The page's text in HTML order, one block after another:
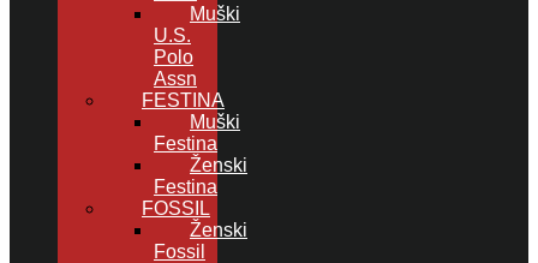
Muški
U.S.
Polo
Assn
FESTINA
Muški
Festina
Ženski
Festina
FOSSIL
Ženski
Fossil